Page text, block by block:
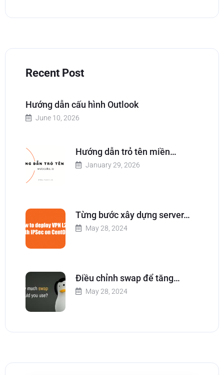
Recent Post
Hướng dẫn cấu hình Outlook
June 10, 2026
Hướng dẫn trỏ tên miền…
January 29, 2026
Từng bước xây dựng server…
May 28, 2024
Điều chỉnh swap để tăng…
May 28, 2024